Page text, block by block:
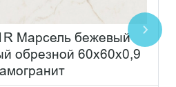
Марсель бежевый
обрезной 60x60x0,9